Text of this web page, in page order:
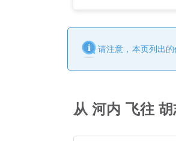
请注意，本页列出
从 河内 飞往